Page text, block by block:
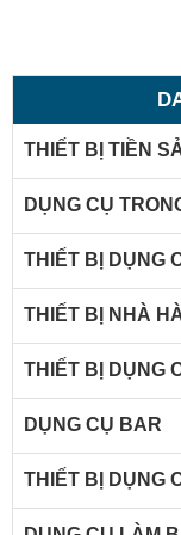
THIẾT BỊ TIỀN
DỤNG CỤ
THIẾT BỊ DỤNG
THIẾT BỊ NHÀ
THIẾT BỊ DỤNG
DỤNG CỤ BAR
THIẾT BỊ DỤNG